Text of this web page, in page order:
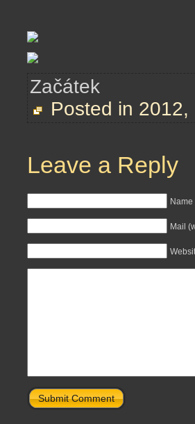
Začátek
Posted in 2012,
Leave a Reply
Mail
Submit Comment